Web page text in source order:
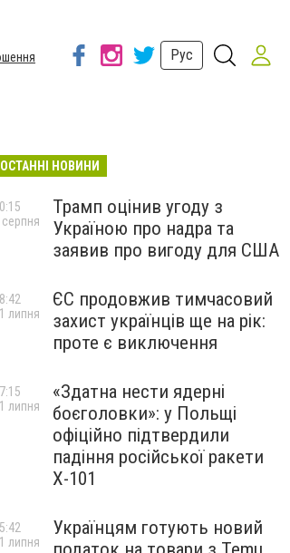
Рус
ОСТАННІ НОВИНИ
Трамп оцінив угоду з
Україною про надра та
заявив про вигоду для США
серпня
ЄС продовжив тимчасовий
захист українців ще на рік:
проте є виключення
липня
«Здатна нести ядерні
боєголовки»: у Польщі
офіційно підтвердили
падіння російської ракети
Х-101
липня
Українцям готують новий
липня